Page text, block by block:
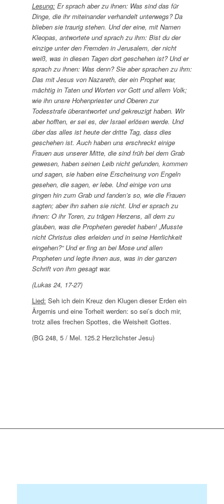
Lesung:Er sprach aber zu ihnen: Was sind das für
Dinge, die ihr miteinander verhandelt unterwegs? Da
blieben sie traurig stehen. Und der eine, mit Namen
Kleopas, antwortete und sprach zu ihm: Bist du der
einzige unter den Fremden in Jerusalem, der nicht
weiß, was in diesen Tagen dort geschehen ist? Und er
sprach zu ihnen: Was denn? Sie aber sprachen zu ihm:
Das mit Jesus von Nazareth, der ein Prophet war,
mächtig in Taten und Worten vor Gott und allem Volk;
wie ihn unsre Hohenpriester und Oberen zur
Todesstrafe überantwortet und gekreuzigt haben. Wir
aber hofften, er sei es, der Israel erlösen werde. Und
über das alles ist heute der dritte Tag, dass dies
geschehen ist. Auch haben uns erschreckt einige
Frauen aus unserer Mitte, die sind früh bei dem Grab
gewesen, haben seinen Leib nicht gefunden, kommen
und sagen, sie haben eine Erscheinung von Engeln
gesehen, die sagen, er lebe. Und einige von uns
gingen hin zum Grab und fanden’s so, wie die Frauen
sagten; aber ihn sahen sie nicht. Und er sprach zu
ihnen: O ihr Toren, zu trägen Herzens, all dem zu
glauben, was die Propheten geredet haben! „Musste
nicht Christus dies erleiden und in seine Herrlichkeit
eingehen?“ Und er fing an bei Mose und allen
Propheten und legte ihnen aus, was in der ganzen
Schrift von ihm gesagt war.
(Lukas 24, 17-27)
Lied: Seh ich dein Kreuz den Klugen dieser Erden ein
Ärgernis und eine Torheit werden: so sei’s doch mir,
trotz alles frechen Spottes, die Weisheit Gottes.
(BG 248, 5 / Mel. 125.2 Herzlichster Jesu)